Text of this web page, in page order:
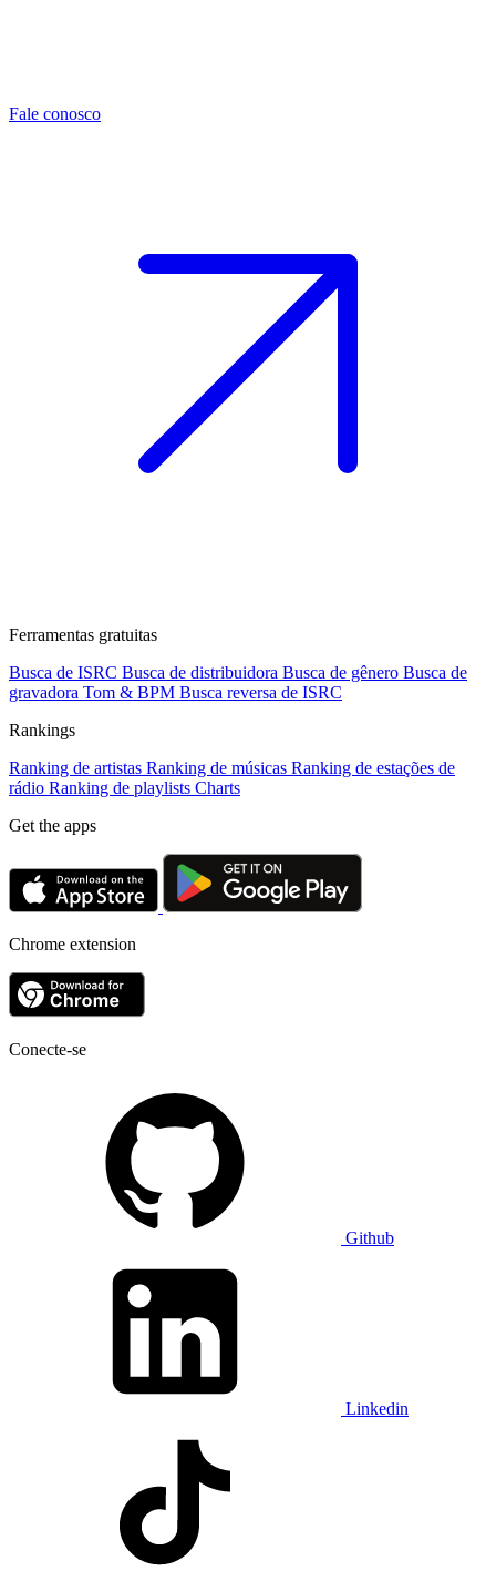
Fale conosco
Ferramentas gratuitas
Busca de ISRC Busca de distribuidora Busca de gênero Busca de
gravadora Tom & BPM Busca reversa de ISRC
Rankings
Ranking de artistas Ranking de músicas Ranking de estações de
rádio Ranking de playlists Charts
Get the apps
Chrome extension
Conecte-se
Github
Linkedin